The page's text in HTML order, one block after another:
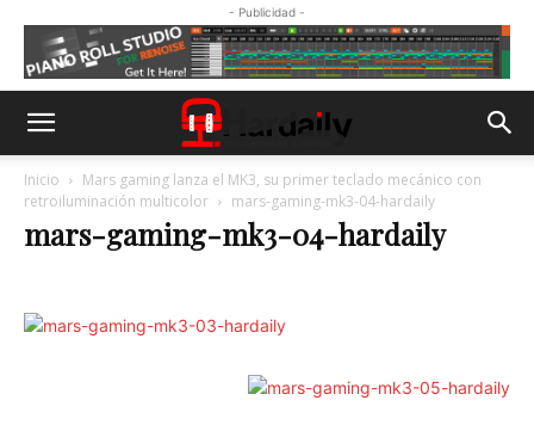
- Publicidad -
Inicio
Mars gaming lanza el MK3, su primer teclado mecánico con
retroiluminación multicolor
mars-gaming-mk3-04-hardaily
mars-gaming-mk3-04-hardaily